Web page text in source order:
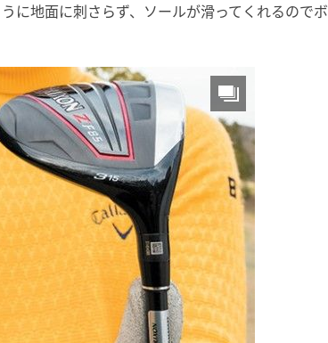
に地面に刺さらず、ソールが滑ってくれるのでボ